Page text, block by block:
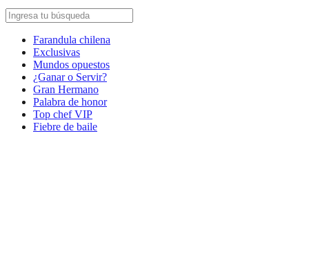
Farandula chilena
Exclusivas
Mundos opuestos
¿Ganar o Servir?
Gran Hermano
Palabra de honor
Top chef VIP
Fiebre de baile